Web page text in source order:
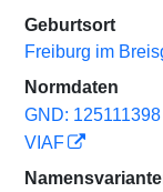
Geburtsort
Freiburg im
Normdaten
GND: 125111398
VIAF